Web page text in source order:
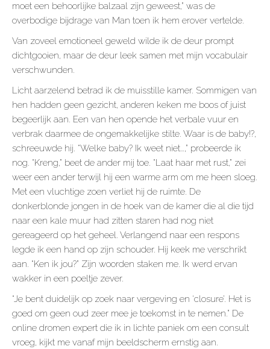
moet een behoorlijke balzaal zijn geweest,” was de
overbodige bijdrage van Man toen ik hem erover vertelde.
Van zoveel emotioneel geweld wilde ik de deur prompt
dichtgooien, maar de deur leek samen met mijn vocabulair
verschwunden.
Licht aarzelend betrad ik de muisstille kamer. Sommigen van
hen hadden geen gezicht, anderen keken me boos of juist
begeerlijk aan. Een van hen opende het verbale vuur en
verbrak daarmee de ongemakkelijke stilte. Waar is de baby!?,
schreeuwde hij. “Welke baby? Ik weet niet…,” probeerde ik
nog. “Kreng,” beet de ander mij toe. “Laat haar met rust,” zei
weer een ander terwijl hij een warme arm om me heen sloeg.
Met een vluchtige zoen verliet hij de ruimte. De
donkerblonde jongen in de hoek van de kamer die al die tijd
naar een kale muur had zitten staren had nog niet
gereageerd op het geheel. Verlangend naar een respons
legde ik een hand op zijn schouder. Hij keek me verschrikt
aan. “Ken ik jou?” Zijn woorden staken me. Ik werd ervan
wakker in een poeltje zever.
“Je bent duidelijk op zoek naar vergeving en ‘closure’. Het is
goed om geen oud zeer mee je toekomst in te nemen.” De
online dromen expert die ik in lichte paniek om een consult
vroeg, kijkt me vanaf mijn beeldscherm ernstig aan.